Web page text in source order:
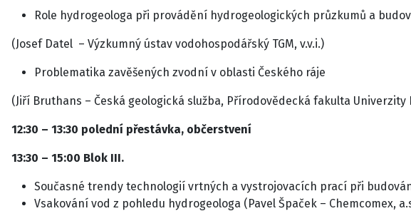
Role hydrogeologa při provádění hydrogeologických průzkumů a
(Josef Datel – Výzkumný ústav vodohospodářský TGM, v.v.i.)
Problematika zavěšených zvodní v oblasti Českého ráje
(Jiří Bruthans – Česká geologická služba, Přírodovědecká fakulta Univerzity
12:30 – 13:30 polední přestávka, občerstvení
13:30 – 15:00 Blok III.
Současné trendy technologií vrtných a vystrojovacích prací při
Vsakování vod z pohledu hydrogeologa (Pavel Špaček – Chemcomex,